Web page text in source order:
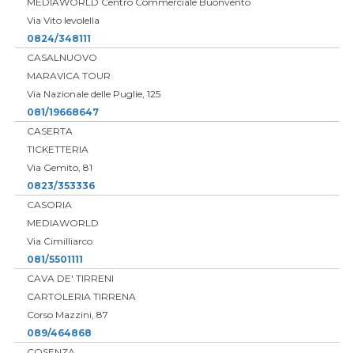
Via Vito levolella
0824/348111
CASALNUOVO
MARAVICA TOUR
Via Nazionale delle Puglie, 125
081/19668647
CASERTA
TICKETTERIA
Via Gemito, 81
0823/353336
CASORIA
MEDIAWORLD
Via Cimilliarco
081/5501111
CAVA DE' TIRRENI
CARTOLERIA TIRRENA
Corso Mazzini, 87
089/464868